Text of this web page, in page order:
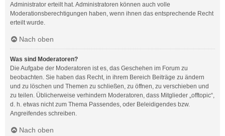
Administrator erteilt hat. Administratoren können auch volle
Moderationsberechtigungen haben, wenn ihnen das entsprechende Recht
erteilt wurde.
Nach oben
Was sind Moderatoren?
Die Aufgabe der Moderatoren ist es, das Geschehen im Forum zu
beobachten. Sie haben das Recht, in ihrem Bereich Beiträge zu ändern
und zu löschen und Themen zu schließen, zu öffnen, zu verschieben und
zu teilen. Üblicherweise verhindern Moderatoren, dass Mitglieder „offtopic“,
d. h. etwas nicht zum Thema Passendes, oder Beleidigendes bzw.
Angreifendes schreiben.
Nach oben